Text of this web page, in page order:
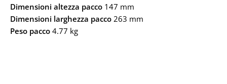
Dimensioni altezza pacco 147 mm
Dimensioni larghezza pacco 263 mm
Peso pacco 4.77 kg